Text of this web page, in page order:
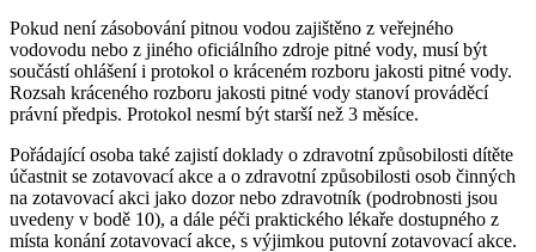
Pokud není zásobování pitnou vodou zajištěno z veřejného
vodovodu nebo z jiného oficiálního zdroje pitné vody, musí být
součástí ohlášení i protokol o kráceném rozboru jakosti pitné vody.
Rozsah kráceného rozboru jakosti pitné vody stanoví prováděcí
právní předpis. Protokol nesmí být starší než 3 měsíce.
Pořádající osoba také zajistí doklady o zdravotní způsobilosti dítěte
účastnit se zotavovací akce a o zdravotní způsobilosti osob činných
na zotavovací akci jako dozor nebo zdravotník (podrobnosti jsou
uvedeny v bodě 10), a dále péči praktického lékaře dostupného z
místa konání zotavovací akce, s výjimkou putovní zotavovací akce.